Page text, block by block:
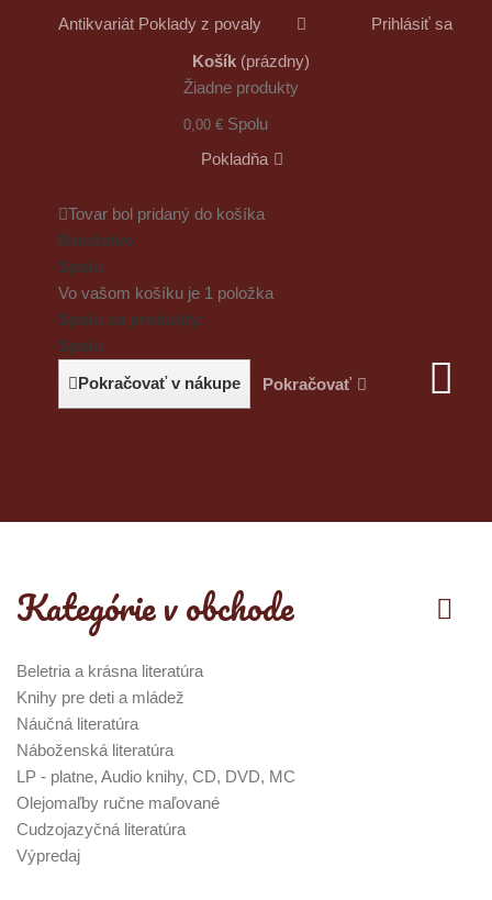
Antikvariát Poklady z povaly
Prihlásiť sa
Košík (prázdny)
Žiadne produkty
0,00 € Spolu
Pokladňa
Tovar bol pridaný do košíka
Množstvo
Spolu
Vo vašom košíku je 1 položka
Spolu za produkty:
Spolu
Pokračovať v nákupe
Pokračovať
Kategórie v obchode
Beletria a krásna literatúra
Knihy pre deti a mládež
Náučná literatúra
Náboženská literatúra
LP - platne, Audio knihy, CD, DVD, MC
Olejomaľby ručne maľované
Cudzojazyčná literatúra
Výpredaj